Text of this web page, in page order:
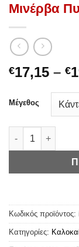
Μινέρβα
€17,15 – €
Μέγεθος
Μινέρβα
Κωδικός προϊόντος:
Κατηγορίες: